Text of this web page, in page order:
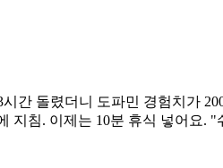
간 돌렸더니 도파민 경험치가
지침. 이제는 10분 휴식 넣어요.